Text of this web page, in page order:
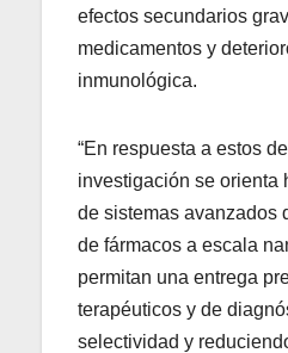
efectos secundarios
medicamentos y
inmunológica.
“En respuesta a estos
investigación se orienta
de sistemas avanzados
de fármacos a escala
permitan una entrega
terapéuticos y de
selectividad y